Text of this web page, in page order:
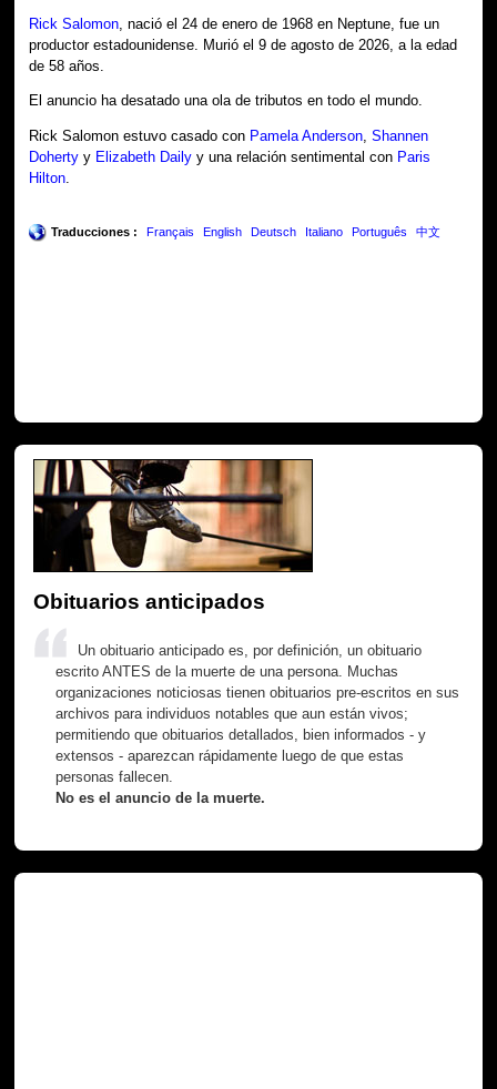
Rick Salomon , nació el 24 de enero de 1968 en Neptune, fue un
productor estadounidense. Murió el 9 de agosto de 2026, a la edad
de 58 años.
El anuncio ha desatado una ola de tributos en todo el mundo.
Rick Salomon estuvo casado con Pamela Anderson,Shannen
Doherty y Elizabeth Daily y una relación sentimental con Paris
Hilton.
Traducciones : Français English Deutsch Italiano Português 中文
Obituarios anticipados
Un obituario anticipado es, por definición, un obituario
escrito ANTES de la muerte de una persona. Muchas
organizaciones noticiosas tienen obituarios pre-escritos en sus
archivos para individuos notables que aun están vivos;
permitiendo que obituarios detallados, bien informados - y
extensos - aparezcan rápidamente luego de que estas
personas fallecen.
No es el anuncio de la muerte.